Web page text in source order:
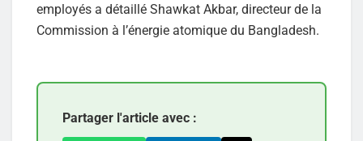
employés a détaillé Shawkat Akbar, directeur de la
Commission à l’énergie atomique du Bangladesh.
Partager l'article avec :